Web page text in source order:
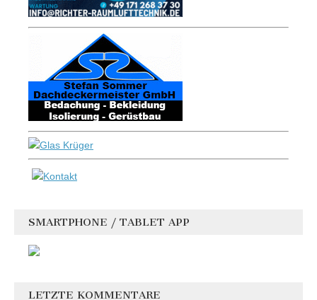
SMARTPHONE / TABLET APP
LETZTE KOMMENTARE